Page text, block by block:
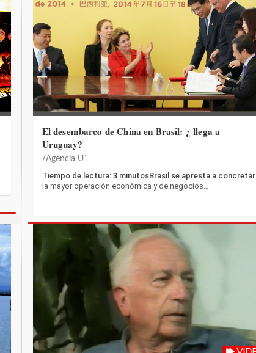
El desembarco de China en Brasil: ¿ llega a
Uruguay?
Agencia U´
Tiempo de lectura: 3 minutosBrasil se apresta a concretar
la mayor operación económica y de negocios…